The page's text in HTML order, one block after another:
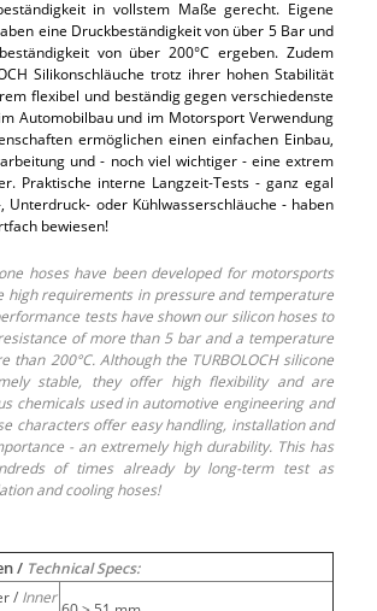
in vollstem Maße gerecht. Eigene
eine Druckbeständigkeit von über 5 Bar und
von über 200°C ergeben. Zudem
Silikonschläuche trotz ihrer hohen Stabilität
flexibel und beständig gegen verschiedenste
Automobilbau und im Motorsport Verwendung
ermöglichen einen einfachen Einbau,
und - noch viel wichtiger - eine extrem
Praktische interne Langzeit-Tests - ganz egal
Unterdruck- oder Kühlwasserschläuche - haben
bewiesen!
hoses have been developed for motorsports
high requirements in pressure and temperature
tests have shown our silicon hoses to
of more than 5 bar and a temperature
than 200°C. Although the TURBOLOCH silicone
stable, they offer high flexibility and are
chemicals used in automotive engineering and
characters offer easy handling, installation and
- an extremely high durability. This has
of times already by long-term test as
and cooling hoses!
/ Technical Specs:
/ Inner